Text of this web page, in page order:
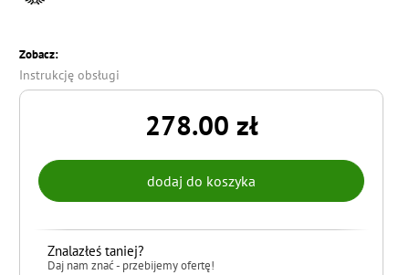
Zobacz:
Instrukcję obsługi
278.00 zł
Znalazłeś taniej?
Daj nam znać - przebijemy ofertę!